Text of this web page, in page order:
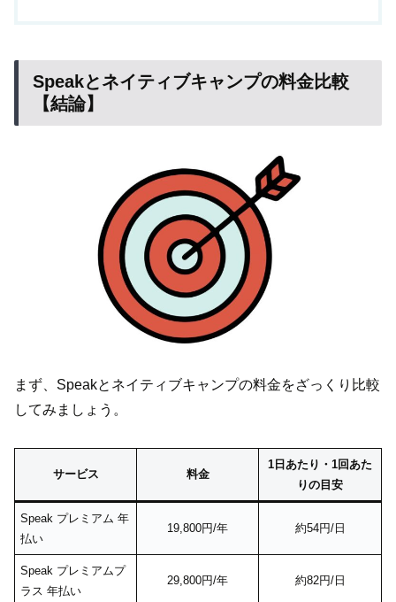
Speakとネイティブキャンプの料金比較
【結論】
まず、Speakとネイティブキャンプの料金をざっくり比較
してみましょう。
サービス 料金
1日あたり・1回あた
りの目安
Speak プレミアム 年
払い
19,800円/年 約54円/日
Speak プレミアムプ
ラス 年払い
29,800円/年 約82円/日